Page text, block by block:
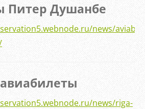
Питер Душанбе
news/
news/riga-